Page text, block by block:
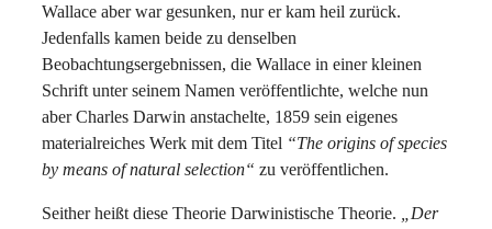
Wallace aber war gesunken, nur er kam heil zurück.
Jedenfalls kamen beide zu denselben
Beobachtungsergebnissen, die Wallace in einer kleinen
Schrift unter seinem Namen veröffentlichte, welche nun
aber Charles Darwin anstachelte, 1859 sein eigenes
materialreiches Werk mit dem Titel “The origins of species
by means of natural selection“ zu veröffentlichen.
Seither heißt diese Theorie Darwinistische Theorie.
„Der